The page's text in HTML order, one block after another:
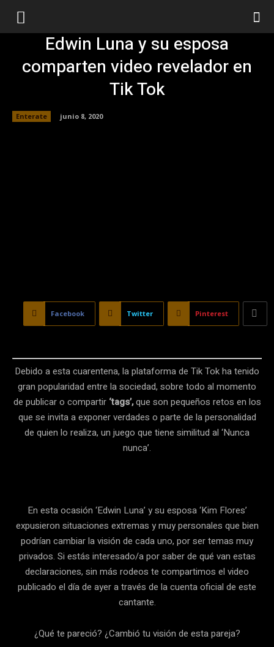
Edwin Luna y su esposa
comparten video revelador en
Tik Tok
Enterate junio 8, 2020
Facebook Twitter Pinterest
Debido a esta cuarentena, la plataforma de Tik Tok ha tenido
gran popularidad entre la sociedad, sobre todo al momento
de publicar o compartir ‘tags’,que son pequeños retos en los
que se invita a exponer verdades o parte de la personalidad
de quien lo realiza, un juego que tiene similitud al ‘Nunca
nunca’.
En esta ocasión ‘Edwin Luna’ y su esposa ‘Kim Flores’
expusieron situaciones extremas y muy personales que bien
podrían cambiar la visión de cada uno, por ser temas muy
privados. Si estás interesado/a por saber de qué van estas
declaraciones, sin más rodeos te compartimos el video
publicado el día de ayer a través de la cuenta oficial de este
cantante.
¿Qué te pareció? ¿Cambió tu visión de esta pareja?